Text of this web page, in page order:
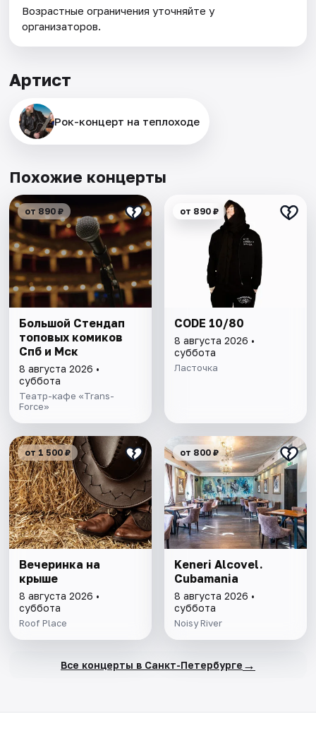
Возрастные ограничения уточняйте у
организаторов.
Артист
Рок-концерт нa теплоходe
Похожие концерты
от 890 ₽
Большой Стендап
топовых комиков
Спб и Мск
8 августа 2026 •
суббота
Театр-кафе «Trans-
Force»
от 890 ₽
CODE 10/80
8 августа 2026 •
суббота
Ласточка
от 1 500 ₽
Вечеринка на
крыше
8 августа 2026 •
суббота
Roof Place
от 800 ₽
Keneri Alcovel.
Cubamania
8 августа 2026 •
суббота
Noisy River
Все концерты в Санкт-Петербурге →